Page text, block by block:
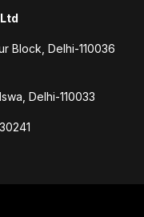
Block, Delhi-110036
Delhi-110033